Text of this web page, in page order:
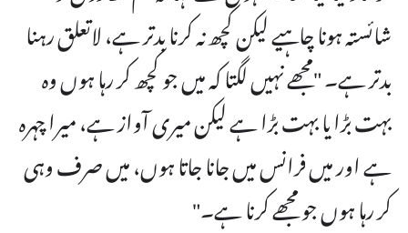
شائستہ ہونا چاہیے لیکن کچھ نہ کرنا بدتر ہے، لاتعلق رہنا
بدتر ہے۔ "مجھے نہیں لگتا کہ میں جو کچھ کر رہا ہوں وہ
بہت بڑا یا بہت بڑا ہے لیکن میری آواز ہے، میرا چہرہ
ہے اور میں فرانس میں جانا جاتا ہوں، میں صرف وہی
کر رہا ہوں جو مجھے کرنا ہے۔"